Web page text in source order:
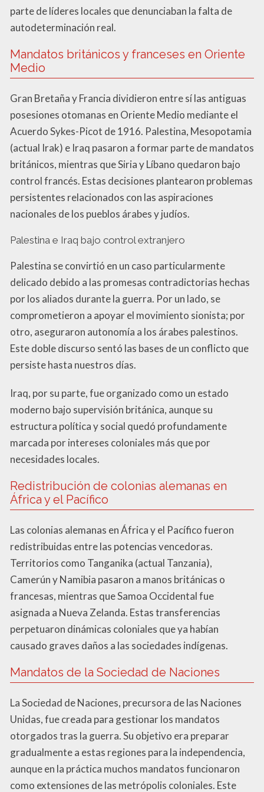
parte de líderes locales que denunciaban la falta de
autodeterminación real.
Mandatos británicos y franceses en Oriente
Medio
Gran Bretaña y Francia dividieron entre sí las antiguas
posesiones otomanas en Oriente Medio mediante el
Acuerdo Sykes-Picot de 1916. Palestina, Mesopotamia
(actual Irak) e Iraq pasaron a formar parte de mandatos
británicos, mientras que Siria y Líbano quedaron bajo
control francés. Estas decisiones plantearon problemas
persistentes relacionados con las aspiraciones
nacionales de los pueblos árabes y judíos.
Palestina e Iraq bajo control extranjero
Palestina se convirtió en un caso particularmente
delicado debido a las promesas contradictorias hechas
por los aliados durante la guerra. Por un lado, se
comprometieron a apoyar el movimiento sionista; por
otro, aseguraron autonomía a los árabes palestinos.
Este doble discurso sentó las bases de un conflicto que
persiste hasta nuestros días.
Iraq, por su parte, fue organizado como un estado
moderno bajo supervisión británica, aunque su
estructura política y social quedó profundamente
marcada por intereses coloniales más que por
necesidades locales.
Redistribución de colonias alemanas en
África y el Pacífico
Las colonias alemanas en África y el Pacífico fueron
redistribuidas entre las potencias vencedoras.
Territorios como Tanganika (actual Tanzania),
Camerún y Namibia pasaron a manos británicas o
francesas, mientras que Samoa Occidental fue
asignada a Nueva Zelanda. Estas transferencias
perpetuaron dinámicas coloniales que ya habían
causado graves daños a las sociedades indígenas.
Mandatos de la Sociedad de Naciones
La Sociedad de Naciones, precursora de las Naciones
Unidas, fue creada para gestionar los mandatos
otorgados tras la guerra. Su objetivo era preparar
gradualmente a estas regiones para la independencia,
aunque en la práctica muchos mandatos funcionaron
como extensiones de las metrópolis coloniales. Este